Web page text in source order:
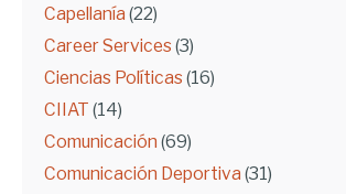
Capellanía (22)
Career Services (3)
Ciencias Políticas (16)
CIIAT (14)
Comunicación (69)
Comunicación Deportiva (31)